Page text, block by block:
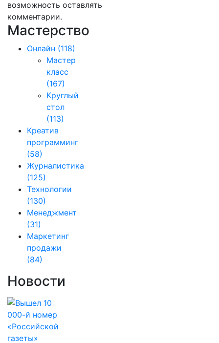
возможность оставлять
комментарии.
Мастерство
Онлайн (118)
Мастер
класс
(167)
Круглый
стол
(113)
Креатив
программинг
(58)
Журналистика
(125)
Технологии
(130)
Менеджмент
(31)
Маркетинг
продажи
(84)
Новости